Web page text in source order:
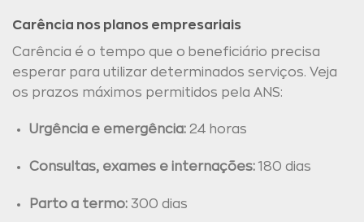
Carência nos planos empresariais
Carência é o tempo que o beneficiário precisa
esperar para utilizar determinados serviços. Veja
os prazos máximos permitidos pela ANS:
Urgência e emergência:24 horas
Consultas, exames e internações:180 dias
Parto a termo:300 dias